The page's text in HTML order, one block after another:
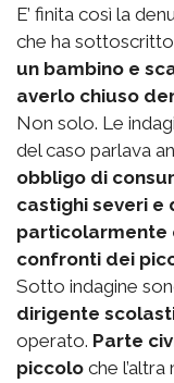
E’ finita così la
che ha
un bambino e
averlo chiuso
Non solo. Le
del caso parlava
obbligo di
castighi severi
particolarmente
confronti dei
Sotto indagine
dirigente
operato. Parte
piccolo che